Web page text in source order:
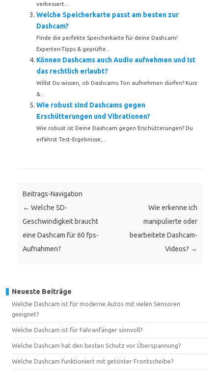
verbessert...
Welche Speicherkarte passt am besten zur
Dashcam?
Finde die perfekte Speicherkarte für deine Dashcam!
Experten-Tipps & geprüfte...
Können Dashcams auch Audio aufnehmen und ist
das rechtlich erlaubt?
Willst Du wissen, ob Dashcams Ton aufnehmen dürfen? Kurz
&...
Wie robust sind Dashcams gegen
Erschütterungen und Vibrationen?
Wie robust ist Deine Dashcam gegen Erschütterungen? Du
erfährst Test‑Ergebnisse,...
Beitrags-Navigation
← Welche SD-
Geschwindigkeit braucht
eine Dashcam für 60 fps-
Aufnahmen?
Wie erkenne ich
manipulierte oder
bearbeitete Dashcam-
Videos? →
Neueste Beiträge
Welche Dashcam ist für moderne Autos mit vielen Sensoren
geeignet?
Welche Dashcam ist für Fahranfänger sinnvoll?
Welche Dashcam hat den besten Schutz vor Überspannung?
Welche Dashcam funktioniert mit getönter Frontscheibe?